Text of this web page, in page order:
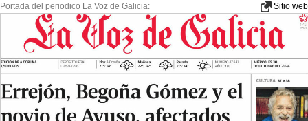
Portada del periodico La Voz de Galicia: Sitio web